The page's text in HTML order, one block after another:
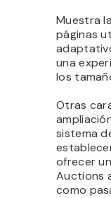
Muestra
páginas
una
los
Otras
sistema
ofrecer
Auctions
como